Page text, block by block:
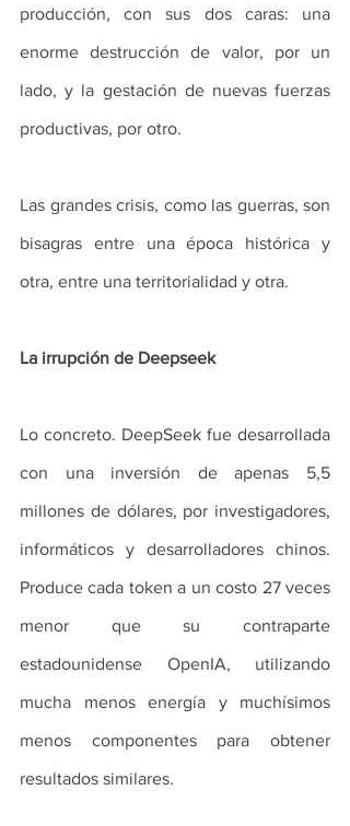
producción, con sus dos caras: una
enorme destrucción de valor, por un
lado, y la gestación de nuevas fuerzas
productivas, por otro.
Las grandes crisis, como las guerras, son
bisagras entre una época histórica y
otra, entre una territorialidad y otra.
La irrupción de Deepseek
Lo concreto. DeepSeek fue desarrollada
con una inversión de apenas 5,5
millones de dólares, por investigadores,
informáticos y desarrolladores chinos.
Produce cada token a un costo 27 veces
menor que su contraparte
estadounidense OpenIA, utilizando
mucha menos energía y muchísimos
menos componentes para obtener
resultados similares.